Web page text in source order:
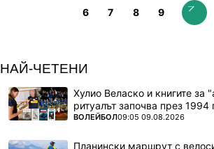
6 7 8 9
НАЙ-ЧЕТЕНИ
Хулио Веласко и книгите за
ритуалът започва през 1994
ПОВЕЧЕ ОТ
ВОЛЕЙБОЛ09:05 09.08.2026
Планински маршрут с